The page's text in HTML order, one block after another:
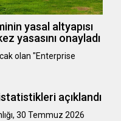
yasal altyapısı
yasasını onayladı
olan "Enterprise
açıklandı
30 Temmuz 2026